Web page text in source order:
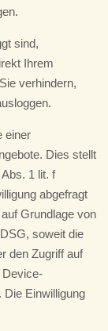
sind,
Ihrem
verhindern,
einer
Dies stellt
1 lit. f
abgefragt
Grundlage von
soweit die
den Zugriff auf
Device-
Einwilligung